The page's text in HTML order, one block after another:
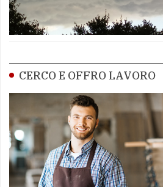
CERCO E OFFRO LAVORO